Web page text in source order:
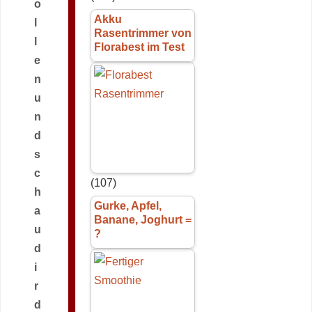
o
e
n
u
n
d
s
c
h
a
u
d
i
r
d
Akku
Rasentrimmer von
Florabest im Test
(107)
Gurke, Apfel,
Banane, Joghurt =
?